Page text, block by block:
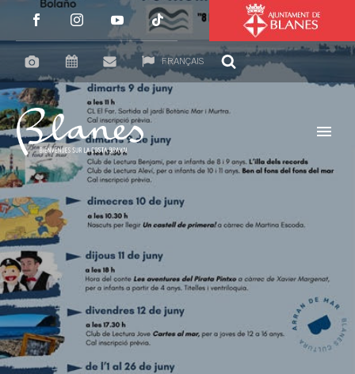
FRANÇAIS